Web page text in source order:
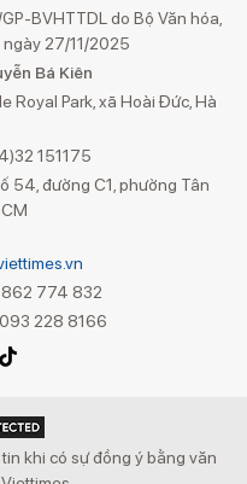
BVHTTDL do Bộ Văn hóa,
27/11/2025
Bá Kiên
Royal Park, xã Hoài Đức, Hà
151175
54, đường C1, phường Tân
774 832
228 8166
khi có sự đồng ý bằng văn